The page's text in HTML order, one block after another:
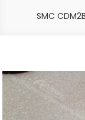
SMC